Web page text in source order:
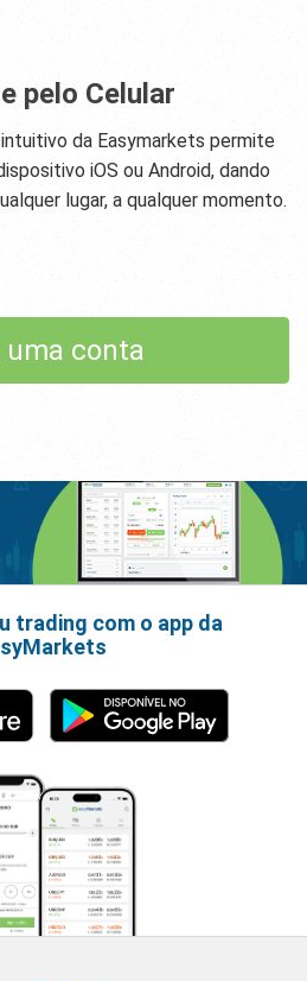
pelo Celular
da Easymarkets permite
iOS ou Android, dando
lugar, a qualquer momento.
uma conta
trading com o app da